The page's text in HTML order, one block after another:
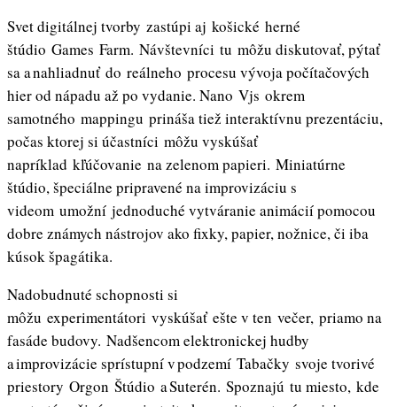
Svet digitálnej tvorby zastúpi aj košické herné
štúdio Games Farm. Návštevníci tu môžu diskutovať, pýtať
sa a nahliadnuť do reálneho procesu vývoja počítačových
hier od nápadu až po vydanie. Nano Vjs okrem
samotného mappingu prináša tiež interaktívnu prezentáciu,
počas ktorej si účastníci môžu vyskúšať
napríklad kľúčovanie na zelenom papieri. Miniatúrne
štúdio, špeciálne pripravené na improvizáciu s
videom umožní jednoduché vytváranie animácií pomocou
dobre známych nástrojov ako fixky, papier, nožnice, či iba
kúsok špagátika.
Nadobudnuté schopnosti si
môžu experimentátori vyskúšať ešte v ten večer, priamo na
fasáde budovy. Nadšencom elektronickej hudby
a improvizácie sprístupní v podzemí Tabačky svoje tvorivé
priestory Orgon Štúdio a Suterén. Spoznajú tu miesto, kde